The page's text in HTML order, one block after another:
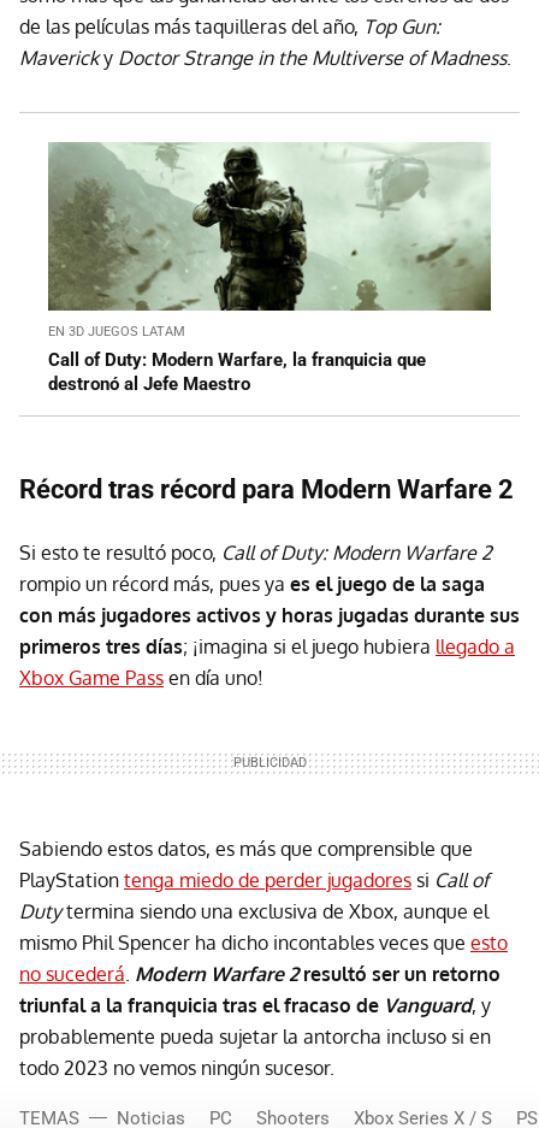
de las películas más taquilleras del año, Top Gun:
Mavericky Doctor Strange in the Multiverse of Madness.
EN 3D JUEGOS LATAM
Call of Duty: Modern Warfare, la franquicia que
destronó al Jefe Maestro
Récord tras récord para Modern Warfare 2
Si esto te resultó poco, Call of Duty: Modern Warfare 2
rompio un récord más, pues ya es el juego de la saga
con más jugadores activos y horas jugadas durante sus
primeros tres días; ¡imagina si el juego hubiera llegado a
Xbox Game Pass en día uno!
Sabiendo estos datos, es más que comprensible que
PlayStation tenga miedo de perder jugadores si Call of
Dutytermina siendo una exclusiva de Xbox, aunque el
mismo Phil Spencer ha dicho incontables veces que esto
no sucederá Modern Warfare 2resultó ser un retorno
triunfal a la franquicia tras el fracaso de Vanguard, y
probablemente pueda sujetar la antorcha incluso si en
todo 2023 no vemos ningún sucesor.
TEMAS Noticias PC Shooters Xbox Series X / S